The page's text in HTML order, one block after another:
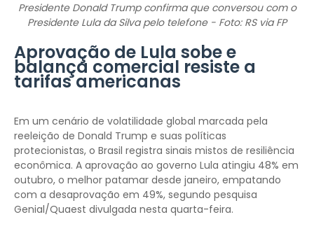
Presidente Donald Trump confirma que conversou com o
Presidente Lula da Silva pelo telefone - Foto: RS via FP
Aprovação de Lula sobe e
balança comercial resiste a
tarifas americanas
Em um cenário de volatilidade global marcada pela
reeleição de Donald Trump e suas políticas
protecionistas, o Brasil registra sinais mistos de resiliência
econômica. A aprovação ao governo Lula atingiu 48% em
outubro, o melhor patamar desde janeiro, empatando
com a desaprovação em 49%, segundo pesquisa
Genial/Quaest divulgada nesta quarta-feira.